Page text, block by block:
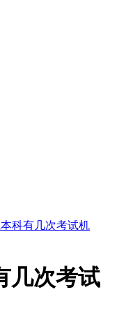
科有几次考试机
几次考试